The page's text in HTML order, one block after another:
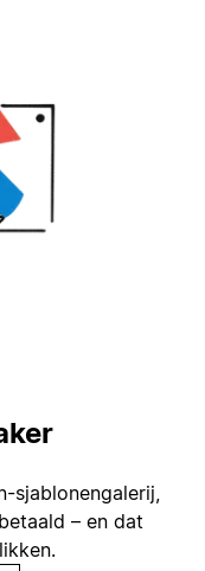
sjablonengalerij,
– en dat